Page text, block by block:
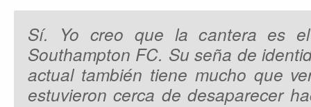
Sí. Yo creo que la cantera es
Southampton FC. Su seña de
actual también tiene mucho que
estuvieron cerca de desaparecer